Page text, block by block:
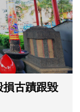
損古蹟跟毀